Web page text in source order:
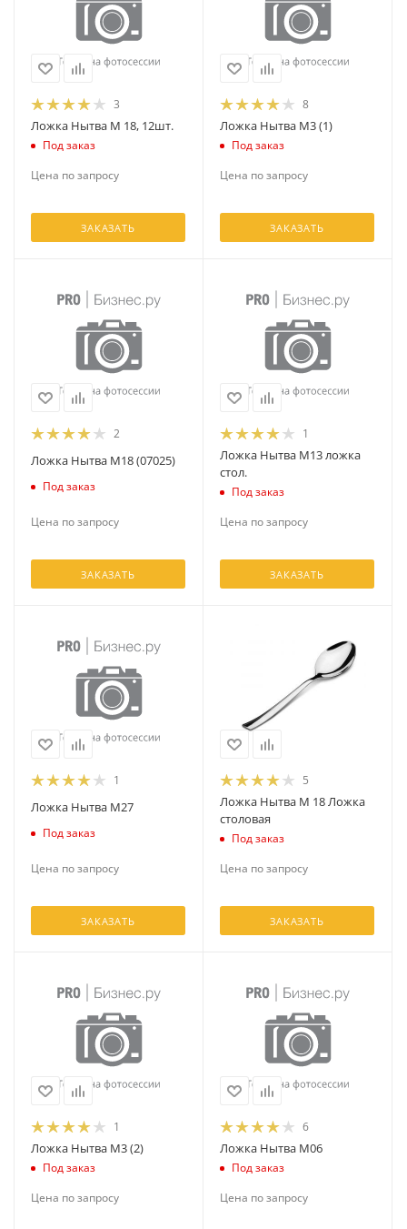
3
Ложка Нытва М 18, 12шт.
Под заказ
Цена по запросу
ЗАКАЗАТЬ
8
Ложка Нытва М3 (1)
Под заказ
Цена по запросу
ЗАКАЗАТЬ
2
Ложка Нытва М18 (07025)
Под заказ
Цена по запросу
ЗАКАЗАТЬ
1
Ложка Нытва М13 ложка
стол.
Под заказ
Цена по запросу
ЗАКАЗАТЬ
1
Ложка Нытва М27
Под заказ
Цена по запросу
ЗАКАЗАТЬ
5
Ложка Нытва М 18 Ложка
столовая
Под заказ
Цена по запросу
ЗАКАЗАТЬ
1
Ложка Нытва М3 (2)
Под заказ
Цена по запросу
6
Ложка Нытва М06
Под заказ
Цена по запросу